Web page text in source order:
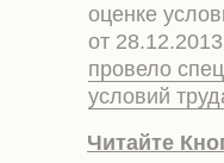
оценке
от 28.12.2013
провело
условий
Читайте